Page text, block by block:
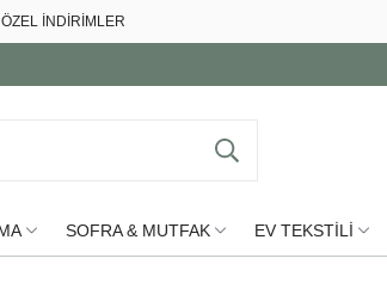
İNDİRİMLER
SOFRA & MUTFAK EV TEKSTİLİ